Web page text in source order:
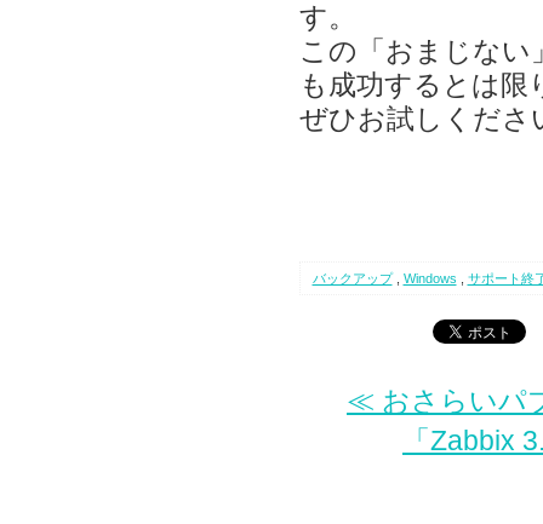
す。
この「おまじない
も成功するとは限
ぜひお試しくださ
バックアップ, Windows サポート終
≪ おさらいパ
「Zabbix